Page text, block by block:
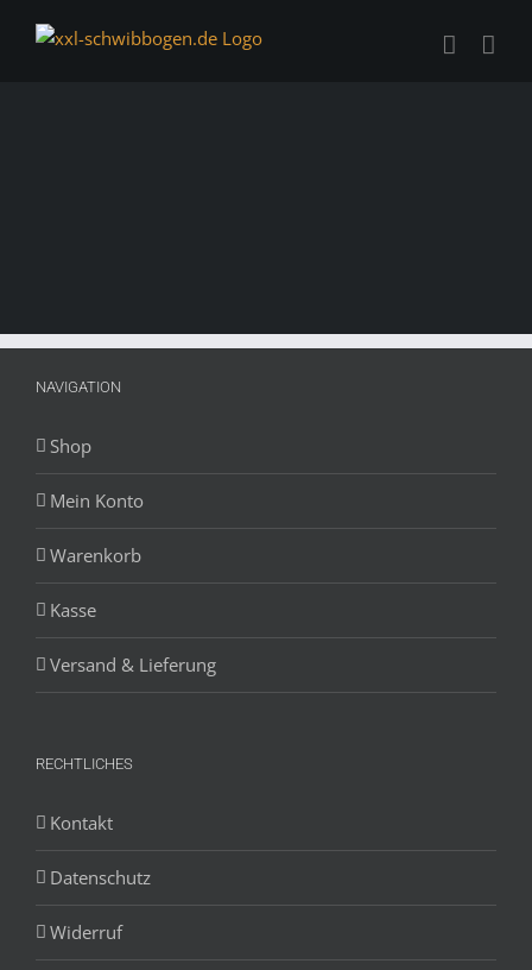
Inhalt
NAVIGATION
Shop
Mein Konto
Warenkorb
Kasse
Versand & Lieferung
RECHTLICHES
Kontakt
Datenschutz
Widerruf